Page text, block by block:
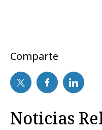
Comparte
Noticias